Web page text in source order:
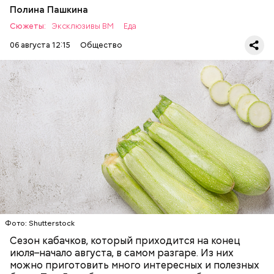
Полина Пашкина
Сюжеты: Эксклюзивы ВМ
Еда
06 августа 12:15
Общество
Фото: Shutterstock
Сезон кабачков, который приходится на конец
июля–начало августа, в самом разгаре. Из них
можно приготовить много интересных и полезных
Ингредиенты:
ЕДА ОВОЩИ РЕЦЕПТЫ
Фото: Shutterstock
— Наиболее распространенные борщ, щи, котлеты,
салаты, лаваш с творогом и сыром, пироги, омлет,
запеканка. Щавеля там везде используется
немного, поэтому никакого вреда от него не будет.
Чем разнообразнее рацион питания человека, тем
лучше. Потому что это исключает вероятность
возникновения дефицитов микроэлементов, —
заверил специалист.